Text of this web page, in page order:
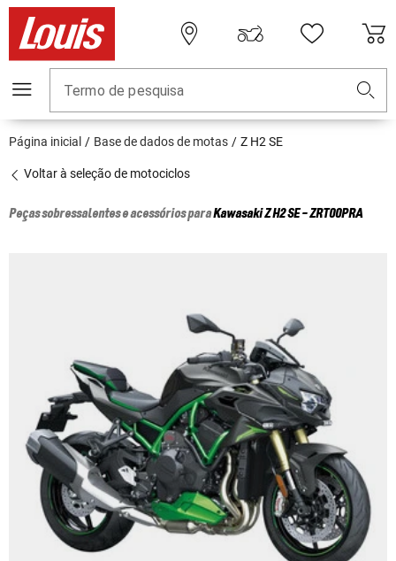
Termo de pesquisa
Página inicial Base de dados de motas Z H2 SE
Voltar à seleção de motociclos
Peças sobressalentes e acessórios paraKawasakiZ H2 SE - ZRT00PRA